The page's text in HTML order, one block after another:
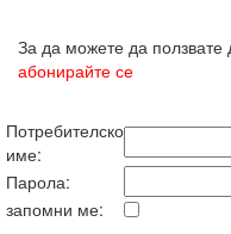
За да можете да ползвате
абонирайте се
Потребителско
име:
Парола:
запомни ме: